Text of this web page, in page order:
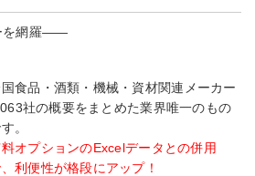
を網羅――
食品・酒類・機械・資材関連メーカー
社の概要をまとめた業界唯一のもの
。
オプションのExcelデータとの併用
利便性が格段にアップ！